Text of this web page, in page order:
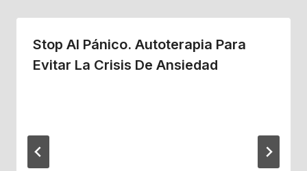
Stop Al Pánico. Autoterapia Para
Evitar La Crisis De Ansiedad